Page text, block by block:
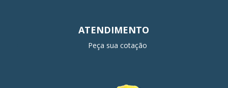
ATENDIMENTO
Peça sua cotação